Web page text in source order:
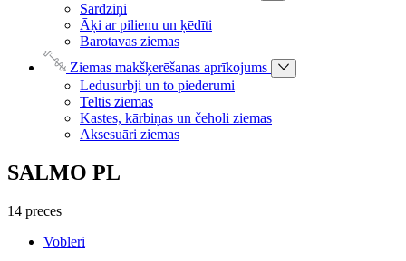
Sardziņi
Āķi ar pilienu un ķēdīti
Barotavas ziemas
Ziemas makšķerēšanas aprīkojums
Ledusurbji un to piederumi
Teltis ziemas
Kastes, kārbiņas un čeholi ziemas
Aksesuāri ziemas
SALMO PL
14 preces
Vobleri